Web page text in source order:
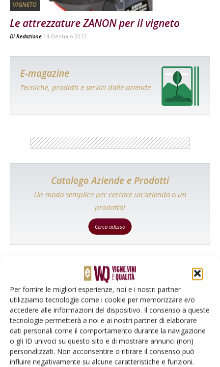
Per fornire le migliori esperienze, noi e i nostri partner
utilizziamo tecnologie come i cookie per memorizzare e/o
accedere alle informazioni del dispositivo. Il consenso a queste
tecnologie permetterà a noi e ai nostri partner di elaborare
dati personali come il comportamento durante la navigazione
o gli ID univoci su questo sito e di mostrare annunci (non)
personalizzati. Non acconsentire o ritirare il consenso può
influire negativamente su alcune caratteristiche e funzioni.
VIGNETO
Le attrezzature ZANON per il vigneto
Di Redazione 14 Gennaio 2017
E-magazine
Tecniche, prodotti e servizi dalle aziende
Catalogo Aziende e Prodotti
Un modo semplice per cercare un'azienda o un
prodotto!
Cerca adesso
L'Esperto risponde
I consigli di Terra e Vita agli agricoltori
Cerca adesso